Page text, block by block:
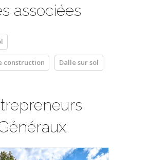
associées
construction Dalle sur sol